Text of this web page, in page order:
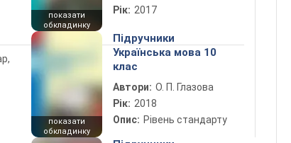
показати
обкладинку
Рік: 2017
показати
обкладинку
Підручники
Українська мова 10
клас
Автори: О. П. Глазова
Рік: 2018
Опис: Рівень стандарту